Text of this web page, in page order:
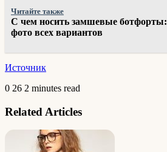
Читайте также
С чем носить замшевые ботфорты:
фото всех вариантов
Источник
0 26 2 minutes read
Related Articles